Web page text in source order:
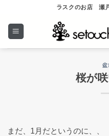
content
ラスクのお店 瀬
盆
桜が咲
まだ、1月だというのに、、